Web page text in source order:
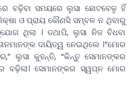
ବଢ଼ିବା ସମୟରେ ଲୁସା ଛୋଟବେଳୁ ହିଁ
ଓ ପ୍ରାୟ କୌଣସି ସମ୍ବଳ ନ ଥିବାରୁ
ଥିଲା । ତଥାପି, ଲୁସା ନିଜ ବିଧବା
ଦାୟିତ୍ୱ ନେଇଥିଲେ ।”ମୋର
ଲୁସା କୁହନ୍ତି, “କିନ୍ତୁ ସେମାନଙ୍କର
ବଢ଼ିଲା। ସେମାନଙ୍କର ସ୍ୱପ୍ନ ମୋର